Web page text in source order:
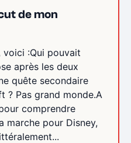
de mon
voici :Qui pouvait
après les deux
quête secondaire
? Pas grand monde.A
comprendre
marche pour Disney,